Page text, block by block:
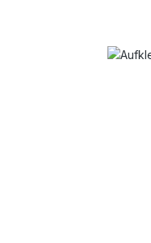
Bildergalerie